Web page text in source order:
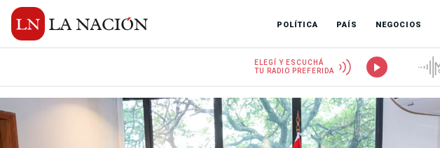
POLÍTICA PAÍS NEGOCIOS
ELEGÍ Y ESCUCHÁ
TU RADIO PREFERIDA